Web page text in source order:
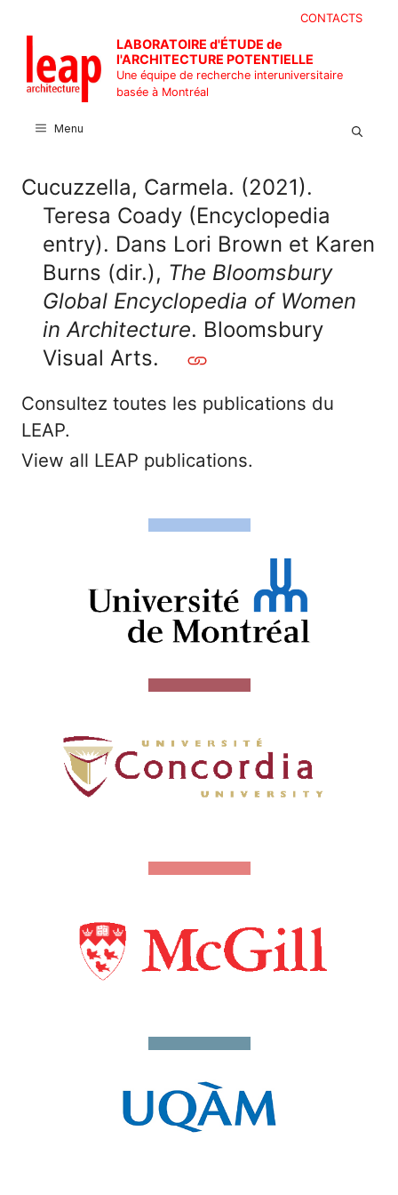
contenu
CONTACTS
LABORATOIRE d'ÉTUDE de
l'ARCHITECTURE POTENTIELLE
Une équipe de recherche interuniversitaire
basée à Montréal
Menu
Cucuzzella, Carmela. (2021).
Teresa Coady (Encyclopedia
entry). Dans Lori Brown et Karen
Burns (dir.), The Bloomsbury
Global Encyclopedia of Women
in Architecture. Bloomsbury
Visual Arts.
Consultez toutes les publications du
LEAP.
View all LEAP publications.